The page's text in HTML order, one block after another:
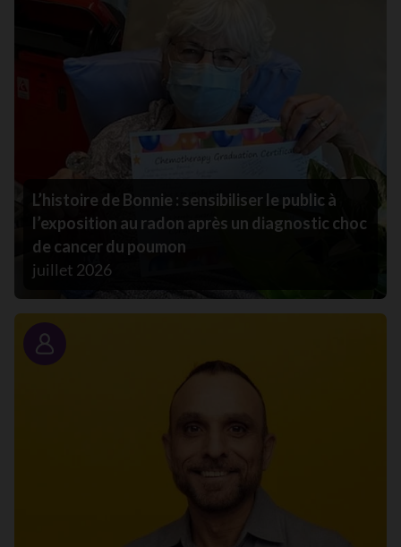
L’histoire de Bonnie : sensibiliser le public à
l’exposition au radon après un diagnostic choc
de cancer du poumon
juillet 2026
Portrait